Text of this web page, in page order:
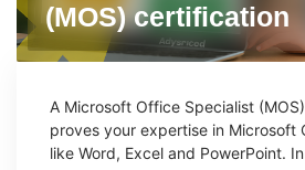
(MOS) certification
A Microsoft Office Specialist
proves your expertise in Microsoft
like Word, Excel and PowerPoint.